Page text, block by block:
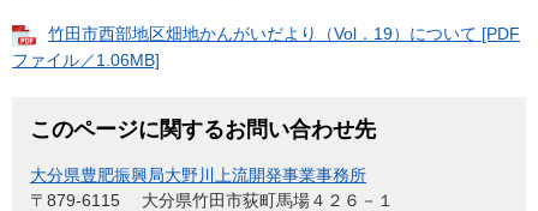
竹田市西部地区畑地かんがいだより（Vol．19）について [PDF
ファイル／1.06MB]
このページに関するお問い合わせ先
大分県豊肥振興局大野川上流開発事業事務所
〒879-6115
大分県竹田市荻町馬場４２６－１